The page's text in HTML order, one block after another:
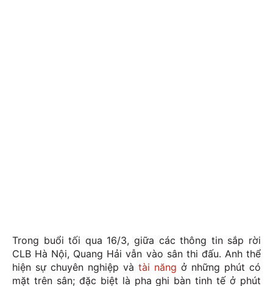
Trong buổi tối qua 16/3, giữa các thông tin sắp rời
CLB Hà Nội, Quang Hải vẫn vào sân thi đấu. Anh thể
hiện sự chuyên nghiệp và tài năng ở những phút có
mặt trên sân; đặc biệt là pha ghi bàn tinh tế ở phút